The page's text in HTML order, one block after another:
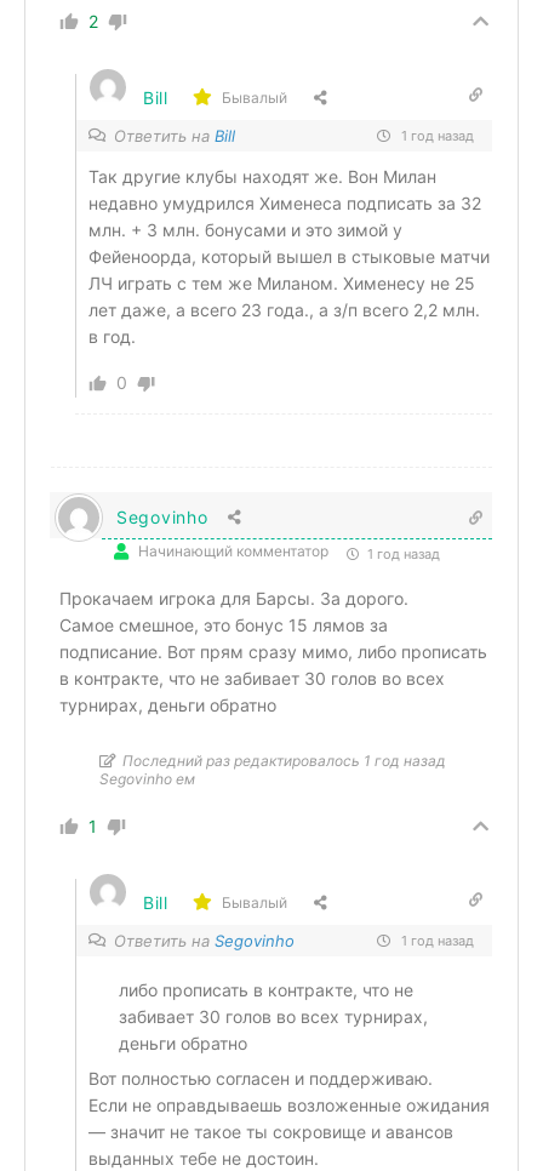
2
Bill Бывалый
Ответить на Bill 1 год назад
Так другие клубы находят же. Вон Милан
недавно умудрился Хименеса подписать за 32
млн. + 3 млн. бонусами и это зимой у
Фейеноорда, который вышел в стыковые матчи
ЛЧ играть с тем же Миланом. Хименесу не 25
лет даже, а всего 23 года., а з/п всего 2,2 млн.
в год.
0
Segovinho
Начинающий комментатор 1 год назад
Прокачаем игрока для Барсы. За дорого.
Самое смешное, это бонус 15 лямов за
подписание. Вот прям сразу мимо, либо прописать
в контракте, что не забивает 30 голов во всех
турнирах, деньги обратно
Последний раз редактировалось 1 год назад
Segovinho ем
1
Bill Бывалый
Ответить на Segovinho 1 год назад
либо прописать в контракте, что не
забивает 30 голов во всех турнирах,
деньги обратно
Вот полностью согласен и поддерживаю.
Если не оправдываешь возложенные ожидания
— значит не такое ты сокровище и авансов
выданных тебе не достоин.